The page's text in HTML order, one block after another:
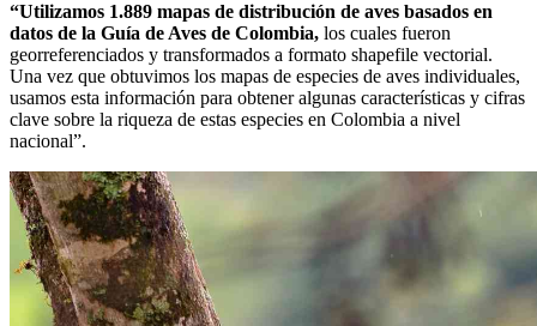
“Utilizamos 1.889 mapas de distribución de aves basados en
datos de la Guía de Aves de Colombia, los cuales fueron
georreferenciados y transformados a formato shapefile vectorial.
Una vez que obtuvimos los mapas de especies de aves individuales,
usamos esta información para obtener algunas características y cifras
clave sobre la riqueza de estas especies en Colombia a nivel
nacional”.